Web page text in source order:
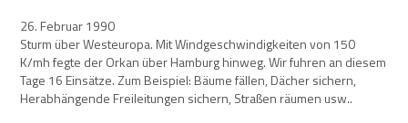
26. Februar 1990
Sturm über Westeuropa. Mit Windgeschwindigkeiten von 150
K/mh fegte der Orkan über Hamburg hinweg. Wir fuhren an diesem
Tage 16 Einsätze. Zum Beispiel: Bäume fällen, Dächer sichern,
Herabhängende Freileitungen sichern, Straßen räumen usw..